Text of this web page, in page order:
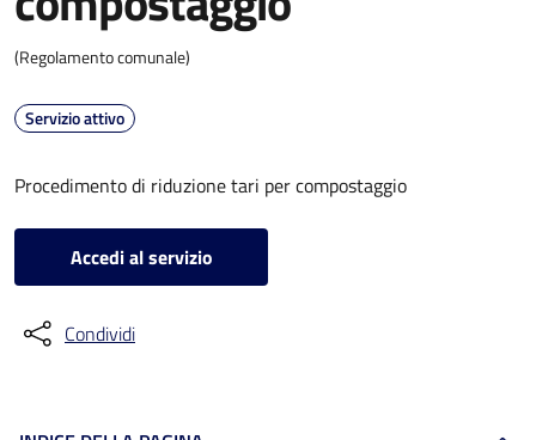
(Regolamento comunale)
Servizio attivo
Procedimento di riduzione tari per compostaggio
Accedi al servizio
Condividi